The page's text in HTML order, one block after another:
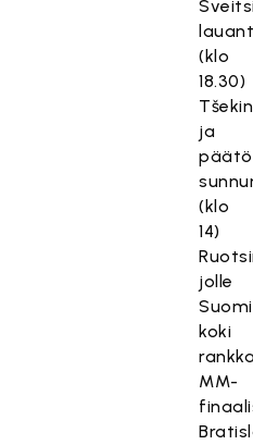
(klo
18.30)
Tšekin
ja
(klo
14)
jolle
Suomi
koki
MM-